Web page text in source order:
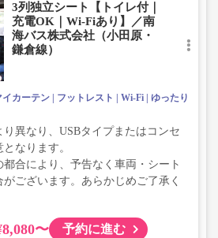
3列独立シート【トイレ付｜
充電OK｜Wi-Fiあり】／南
海バス株式会社（小田原・
鎌倉線）
イカーテン フットレスト Wi-Fi
ゆったり
り異なり、USBタイプまたはコンセ
なります。
都合により、予告なく車両・シート
ございます。あらかじめご了承く
〜 予約に進む